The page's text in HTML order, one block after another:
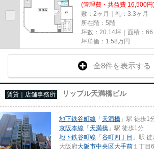
(管理費・共益費 16,500円
敷：2ヶ月｜礼：3.3ヶ月
所在階：5階
坪数：20.14坪｜面積：
坪単価： 1.58万円
全8件を表示する
賃貸｜店舗事務所 リップル天満橋ビル
地下鉄谷町線 「天満橋 」駅 徒歩1
京阪本線 「天満橋 」駅 徒歩1分
地下鉄谷町線 「谷町四丁目 」駅
大阪府大阪市中央区大手前 １丁目